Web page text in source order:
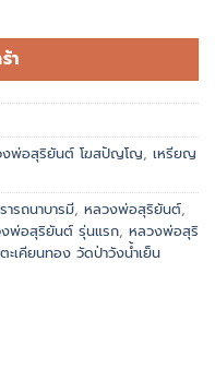
า
พ่อสุริยันต์ โฆสปัญโญ, เหรียญ
ารถนาบารมี, หลวงพ่อสุริยันต์,
พ่อสุริยันต์ รุ่นแรก, หลวงพ่อสุริ
เคียนทอง วัดป่าวังน้ำเย็น